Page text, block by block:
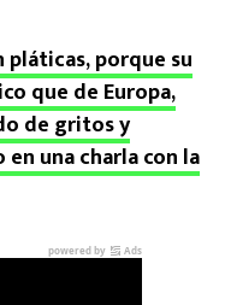
pláticas, porque su
que de Europa,
de gritos y
una charla con la